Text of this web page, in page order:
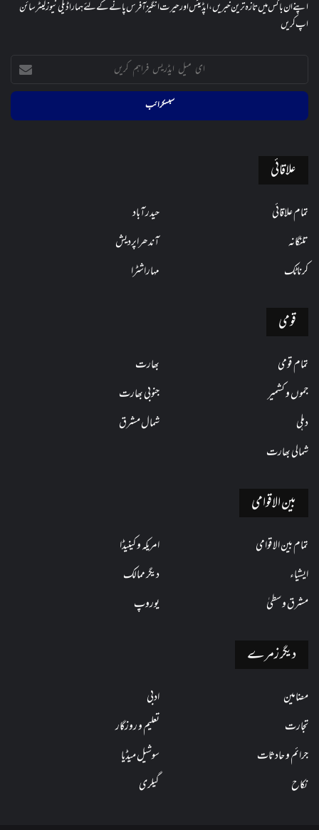
اپنے ان باکس میں تازہ ترین خبریں، اپڈیٹس اور حیرت انگیز آفرس پانے کے لئے ہمارا ڈیلی نیوز لیٹر سائن
اپ کریں
ایڈریس
کریں
علاقائی
تمام علاقائی
حیدرآباد
تلنگانہ
آندھراپردیش
کرناٹک
مہاراشٹرا
قومی
تمام قومی
بھارت
جموں و کشمیر
جنوبی بھارت
دہلی
شمال مشرق
شمالی بھارت
بین الاقوامی
تمام بین الاقوامی
امریکہ و کینیڈا
ایشیاء
دیگر ممالک
مشرق وسطیٰ
یوروپ
دیگر زمرے
مضامین
ادبی
تجارت
تعلیم و روزگار
جرائم و حادثات
سوشیل میڈیا
نکاح
گیلری